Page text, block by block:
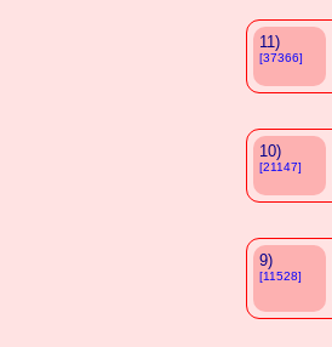
11)
[37366]
10)
[21147]
9)
[11528]